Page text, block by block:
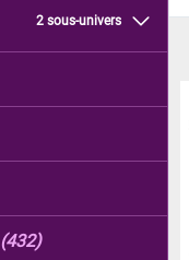
2 sous-univers
(432)